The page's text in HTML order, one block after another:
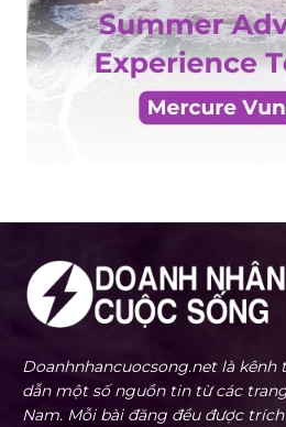
Doanhnhancuocsong.net là
dẫn một số nguồn tin từ các
Nam. Mỗi bài đăng đều được